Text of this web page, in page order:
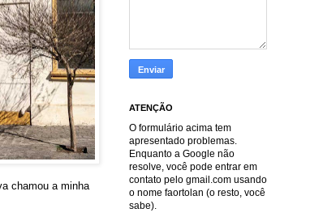
chamou a minha
ATENÇÃO
O formulário acima tem
apresentado problemas.
Enquanto a Google não
resolve, você pode entrar em
contato pelo gmail.com usando
o nome faortolan (o resto, você
sabe).